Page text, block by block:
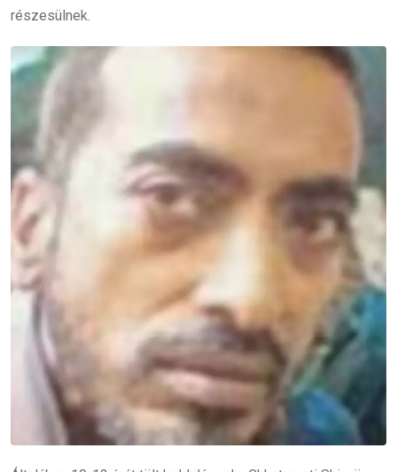
részesülnek.